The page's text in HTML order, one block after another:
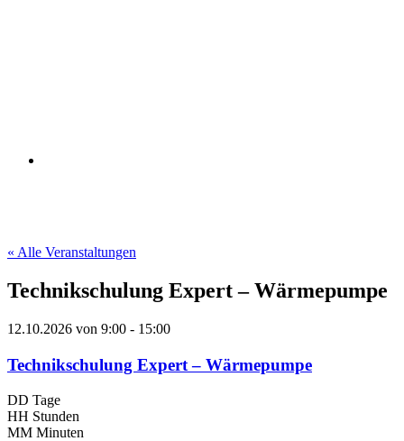
« Alle Veranstaltungen
Technikschulung Expert – Wärmepumpe
12.10.2026 von 9:00 - 15:00
Technikschulung Expert – Wärmepumpe
DD Tage
HH Stunden
MM Minuten